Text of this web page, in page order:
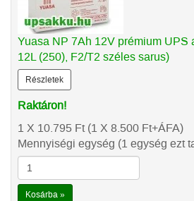
Yuasa NP 7Ah 12V prémium UPS
12L (250), F2/T2 széles sarus)
Részletek
Raktáron!
1 X 10.795 Ft(1 X 8.500 Ft+ÁFA)
Mennyiségi egység (1 egység ezt
Kosárba »